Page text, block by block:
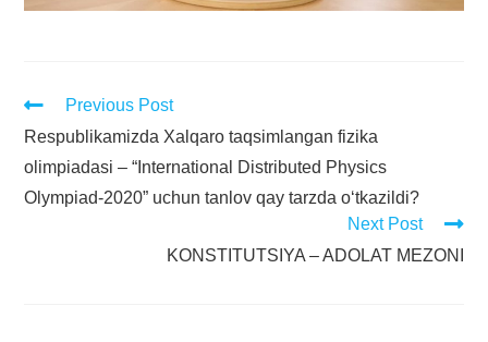
Previous Post
Respublikamizda Xalqaro taqsimlangan fizika
olimpiadasi – “International Distributed Physics
Olympiad-2020” uchun tanlov qay tarzda o‘tkazildi?
Next Post
KONSTITUTSIYA – ADOLAT MEZONI